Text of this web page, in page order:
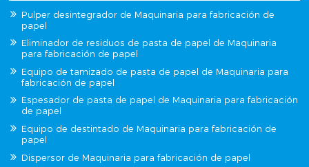
Pulper desintegrador de Maquinaria para fabricación de
papel
Eliminador de residuos de pasta de papel de Maquinaria
para fabricación de papel
Equipo de tamizado de pasta de papel de Maquinaria para
fabricación de papel
Espesador de pasta de papel de Maquinaria para fabricación
de papel
Equipo de destintado de Maquinaria para fabricación de
papel
Dispersor de Maquinaria para fabricación de papel